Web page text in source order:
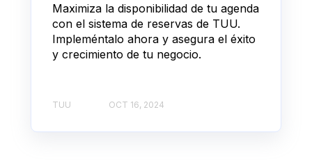
Maximiza la disponibilidad de tu agenda
con el sistema de reservas de TUU.
Impleméntalo ahora y asegura el éxito
y crecimiento de tu negocio.
TUU OCT 16, 2024